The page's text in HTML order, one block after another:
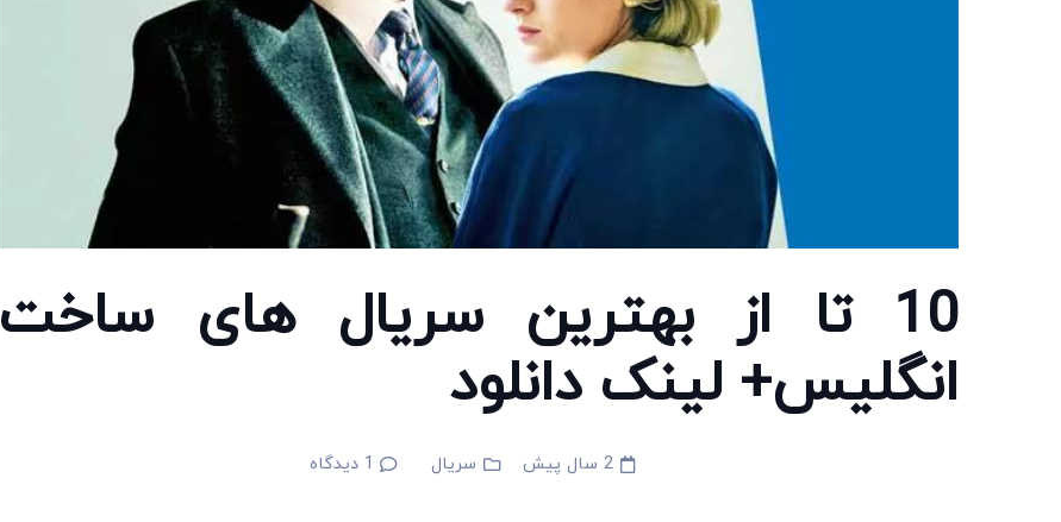
10 تا از بهترین سریال های ساخت
انگلیس+ لینک دانلود
2 سال پیش سریال 1 دیدگاه